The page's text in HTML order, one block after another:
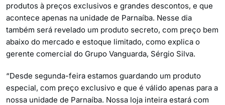
produtos à preços exclusivos e grandes descontos, e que
acontece apenas na unidade de Parnaíba. Nesse dia
também será revelado um produto secreto, com preço bem
abaixo do mercado e estoque limitado, como explica o
gerente comercial do Grupo Vanguarda, Sérgio Silva.
“Desde segunda-feira estamos guardando um produto
especial, com preço exclusivo e que é válido apenas para a
nossa unidade de Parnaíba. Nossa loja inteira estará com